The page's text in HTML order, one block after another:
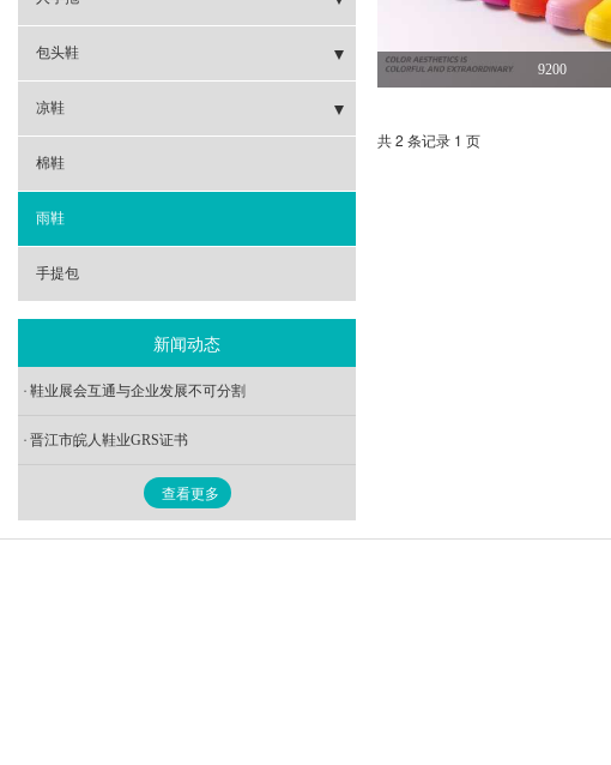
9200
共 2 条记录 1 页
- 最新凉鞋
- 最新包头鞋
- 最新人字拖
- 最新一字拖
- 最新花园鞋
- 贴合系列
- 组合系列
- 成型系列
- 贴合系列
- 组合系列
包头鞋
- 成型系列
- 贴合系列
凉鞋
- 成型系列
- 贴合系列
棉鞋
雨鞋
手提包
新闻动态
鞋业展会互通与企业发展不可分割
晋江市皖人鞋业GRS证书
查看更多